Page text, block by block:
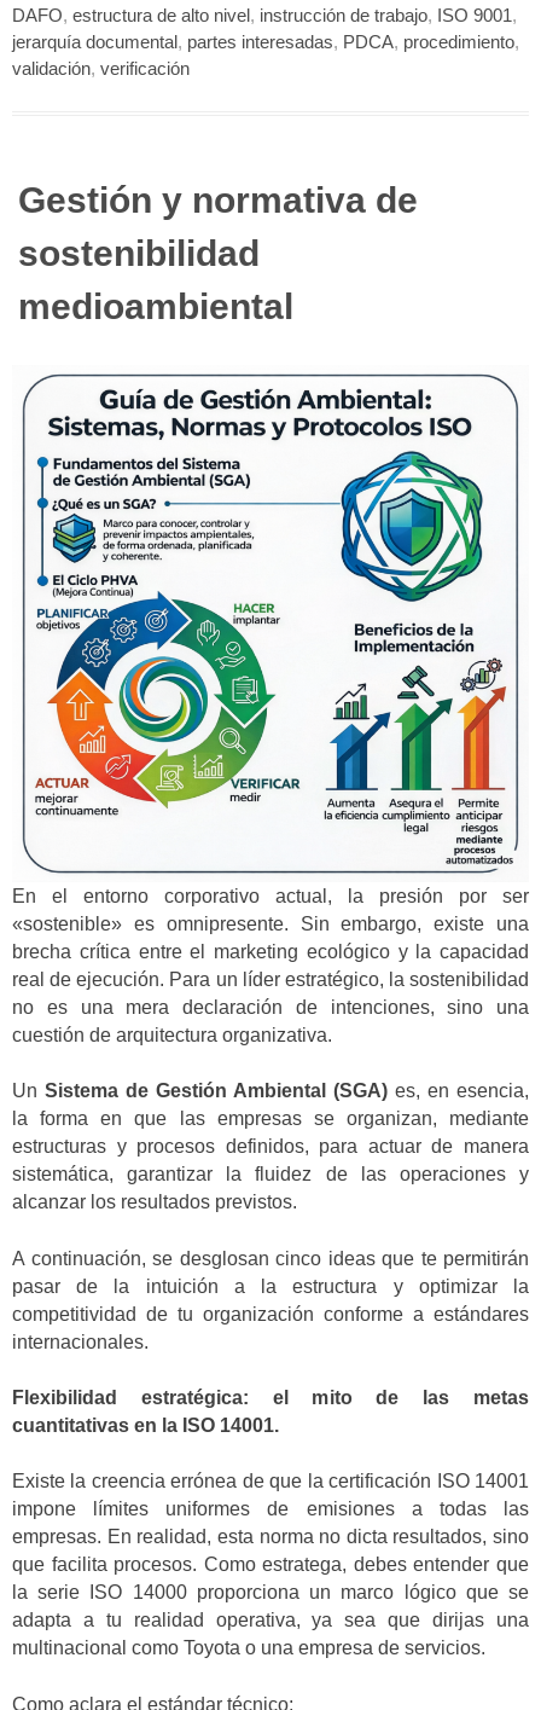
DAFO, estructura de alto nivel, instrucción de trabajo, ISO 9001,
jerarquía documental, partes interesadas, PDCA, procedimiento,
validación, verificación
Gestión y normativa de
sostenibilidad
medioambiental
En el entorno corporativo actual, la presión por ser
«sostenible» es omnipresente. Sin embargo, existe una
brecha crítica entre el marketing ecológico y la capacidad
real de ejecución. Para un líder estratégico, la sostenibilidad
no es una mera declaración de intenciones, sino una
cuestión de arquitectura organizativa.
Un Sistema de Gestión Ambiental (SGA) es, en esencia,
la forma en que las empresas se organizan, mediante
estructuras y procesos definidos, para actuar de manera
sistemática, garantizar la fluidez de las operaciones y
alcanzar los resultados previstos.
A continuación, se desglosan cinco ideas que te permitirán
pasar de la intuición a la estructura y optimizar la
competitividad de tu organización conforme a estándares
internacionales.
Flexibilidad estratégica: el mito de las metas
cuantitativas en la ISO 14001.
Existe la creencia errónea de que la certificación ISO 14001
impone límites uniformes de emisiones a todas las
empresas. En realidad, esta norma no dicta resultados, sino
que facilita procesos. Como estratega, debes entender que
la serie ISO 14000 proporciona un marco lógico que se
adapta a tu realidad operativa, ya sea que dirijas una
multinacional como Toyota o una empresa de servicios.
Como aclara el estándar técnico: